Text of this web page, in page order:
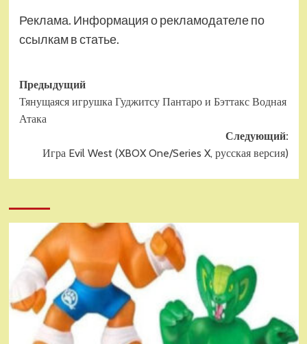
Реклама. Информация о рекламодателе по
ссылкам в статье.
Навигация
записи
Предыдущий
Тянущаяся игрушка Гуджитсу Пантаро и Бэттакс Водная
Атака
Следующий:
Игра Evil West (XBOX One/Series X, русская версия)